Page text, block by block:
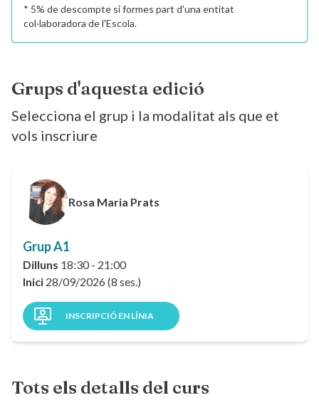
* 5% de descompte si formes part d'una entitat
col·laboradora de l'Escola.
Grups d'aquesta edició
Selecciona el grup i la modalitat als que et
vols inscriure
Grup A1
Dilluns 18:30 - 21:00
Inici 28/09/2026 (8 ses.)
Rosa Maria Prats
INSCRIPCIÓ EN LÍNIA
Tots els detalls del curs